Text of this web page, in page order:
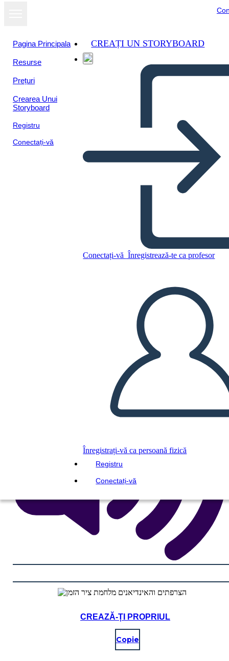
Pagina Principala
Resurse
Prețuri
Crearea Unui
Storyboard
Registru
Conectați-vă
CREAȚI UN STORYBOARD
Conectați-vă Înregistrează-te ca profesor
Înregistrați-vă ca persoană fizică
Registru
Conectați-vă
הצרפתים והאינדיאנים מלחמת
ציר הזמן
Copiați acest Storyboard
CREAȚI UN STORYBOARD
REDAȚI PREZENTAREA DE DIAPOZITIVE
CITESTE-MI
CREAZĂ-ȚI PROPRIUL
Copie